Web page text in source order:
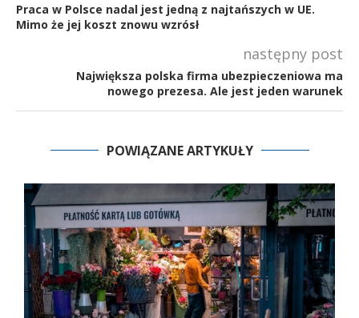
Praca w Polsce nadal jest jedną z najtańszych w UE.
Mimo że jej koszt znowu wzrósł
następny post
Największa polska firma ubezpieczeniowa ma
nowego prezesa. Ale jest jeden warunek
POWIĄZANE ARTYKUŁY